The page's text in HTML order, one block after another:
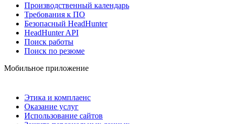
Производственный календарь
Требования к ПО
Безопасный HeadHunter
HeadHunter API
Поиск работы
Поиск по резюме
Мобильное приложение
Этика и комплаенс
Оказание услуг
Использование сайтов